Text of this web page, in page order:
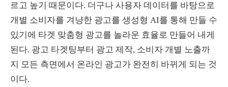
르고 높기 때문이다. 더구나 사용자 데이터를 바탕으로
개별 소비자를 겨냥한 광고를 생성형 AI를 통해 만들 수
있기에 타겟 맞춤형 광고를 놀라운 효율로 만들어 내게
된다. 광고 타겟팅부터 광고 제작, 소비자 개별 노출까
지 모든 측면에서 온라인 광고가 완전히 바뀌게 되는 것
이다.